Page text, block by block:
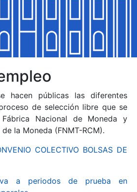
hacen públicas las diferentes
de selección libre que se
Nacional de Moneda y
la Moneda (FNMT-RCM).
COLECTIVO BOLSAS DE
a periodos de prueba en